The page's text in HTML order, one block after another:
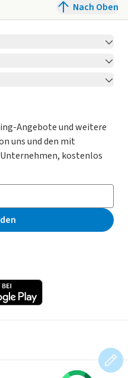
Nach Oben
Angebote und weitere
uns und den mit
kostenlos